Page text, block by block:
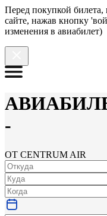
Перед покупкой билета,
сайте, нажав кнопку
изменения в авиабилет)
-
ОТ CENTRUM AIR